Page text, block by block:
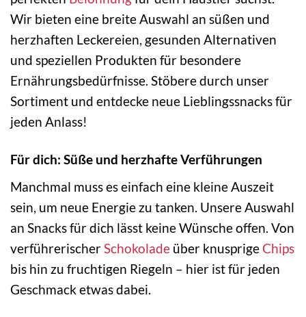
Wir bieten eine breite Auswahl an süßen und
herzhaften Leckereien, gesunden Alternativen
und speziellen Produkten für besondere
Ernährungsbedürfnisse. Stöbere durch unser
Sortiment und entdecke neue Lieblingssnacks für
jeden Anlass!
Für dich: Süße und herzhafte Verführungen
Manchmal muss es einfach eine kleine Auszeit
sein, um neue Energie zu tanken. Unsere Auswahl
an Snacks für dich lässt keine Wünsche offen. Von
verführerischerSchokolade über knusprige Chips
bis hin zu fruchtigen Riegeln – hier ist für jeden
Geschmack etwas dabei.